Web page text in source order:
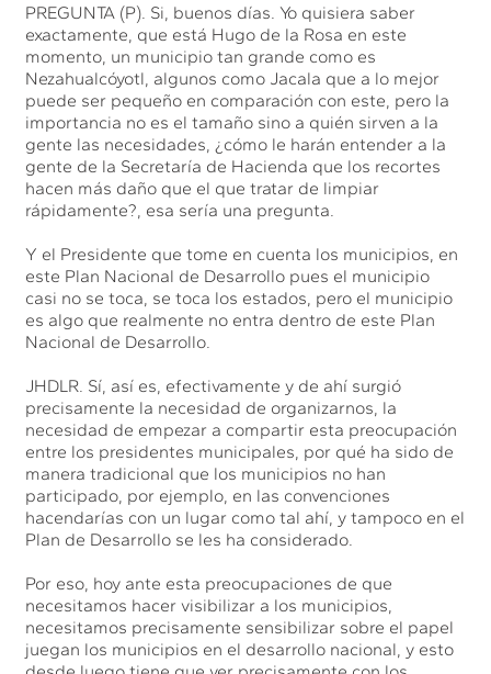
PREGUNTA (P). Si, buenos días. Yo quisiera saber
exactamente, que está Hugo de la Rosa en este
momento, un municipio tan grande como es
Nezahualcóyotl, algunos como Jacala que a lo mejor
puede ser pequeño en comparación con este, pero la
importancia no es el tamaño sino a quién sirven a la
gente las necesidades, ¿cómo le harán entender a la
gente de la Secretaría de Hacienda que los recortes
hacen más daño que el que tratar de limpiar
rápidamente?, esa sería una pregunta.
Y el Presidente que tome en cuenta los municipios, en
este Plan Nacional de Desarrollo pues el municipio
casi no se toca, se toca los estados, pero el municipio
es algo que realmente no entra dentro de este Plan
Nacional de Desarrollo.
JHDLR. Sí, así es, efectivamente y de ahí surgió
precisamente la necesidad de organizarnos, la
necesidad de empezar a compartir esta preocupación
entre los presidentes municipales, por qué ha sido de
manera tradicional que los municipios no han
participado, por ejemplo, en las convenciones
hacendarías con un lugar como tal ahí, y tampoco en el
Plan de Desarrollo se les ha considerado.
Por eso, hoy ante esta preocupaciones de que
necesitamos hacer visibilizar a los municipios,
necesitamos precisamente sensibilizar sobre el papel
juegan los municipios en el desarrollo nacional, y esto